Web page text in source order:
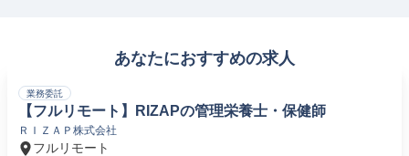
あなたにおすすめの求人
業務委託
【フルリモート】RIZAPの管理栄養士・保健師
ＲＩＺＡＰ株式会社
フルリモート